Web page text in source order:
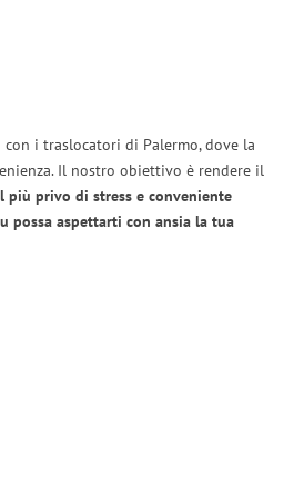
con i traslocatori di Palermo, dove la
Il nostro obiettivo è rendere il
più privo di stress e conveniente
possa aspettarti con ansia la tua